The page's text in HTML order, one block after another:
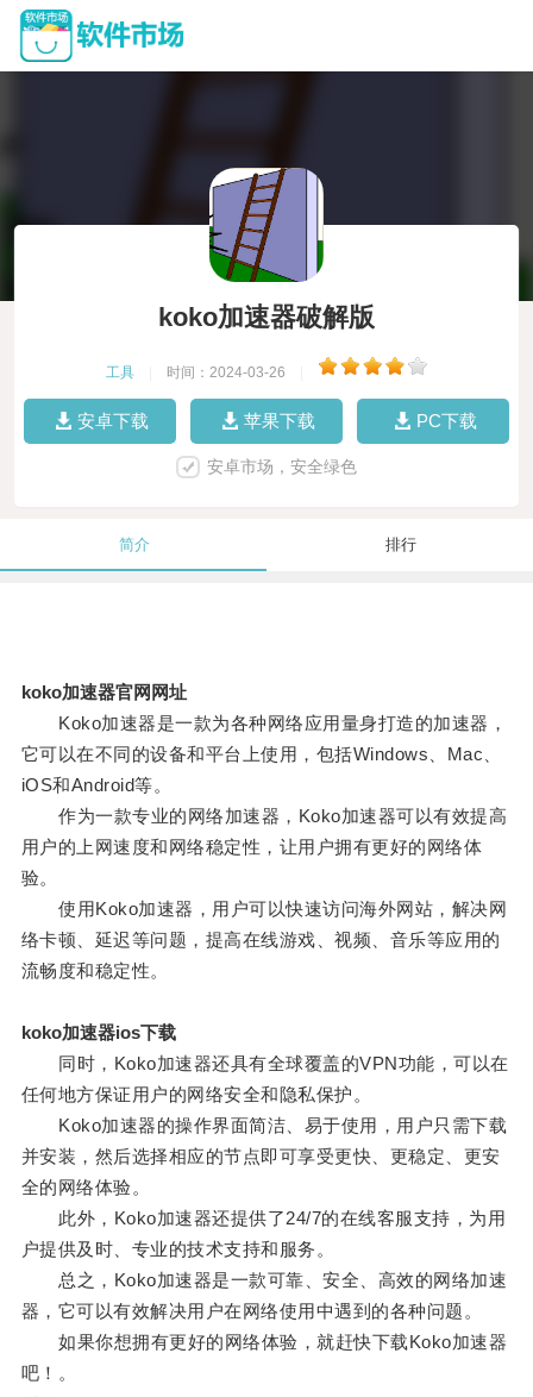
koko加速器破解版
工具 时间：2024-03-26
安卓下载 苹果下载 PC下载
安卓市场，安全绿色
简介 排行
koko加速器官网网址
Koko加速器是一款为各种网络应用量身打造的加速器，
它可以在不同的设备和平台上使用，包括Windows、Mac、
iOS和Android等。
作为一款专业的网络加速器，Koko加速器可以有效提高
用户的上网速度和网络稳定性，让用户拥有更好的网络体
验。
使用Koko加速器，用户可以快速访问海外网站，解决网
络卡顿、延迟等问题，提高在线游戏、视频、音乐等应用的
流畅度和稳定性。
koko加速器ios下载
同时，Koko加速器还具有全球覆盖的VPN功能，可以在
任何地方保证用户的网络安全和隐私保护。
Koko加速器的操作界面简洁、易于使用，用户只需下载
并安装，然后选择相应的节点即可享受更快、更稳定、更安
全的网络体验。
此外，Koko加速器还提供了24/7的在线客服支持，为用
户提供及时、专业的技术支持和服务。
总之，Koko加速器是一款可靠、安全、高效的网络加速
器，它可以有效解决用户在网络使用中遇到的各种问题。
如果你想拥有更好的网络体验，就赶快下载Koko加速器
吧！。